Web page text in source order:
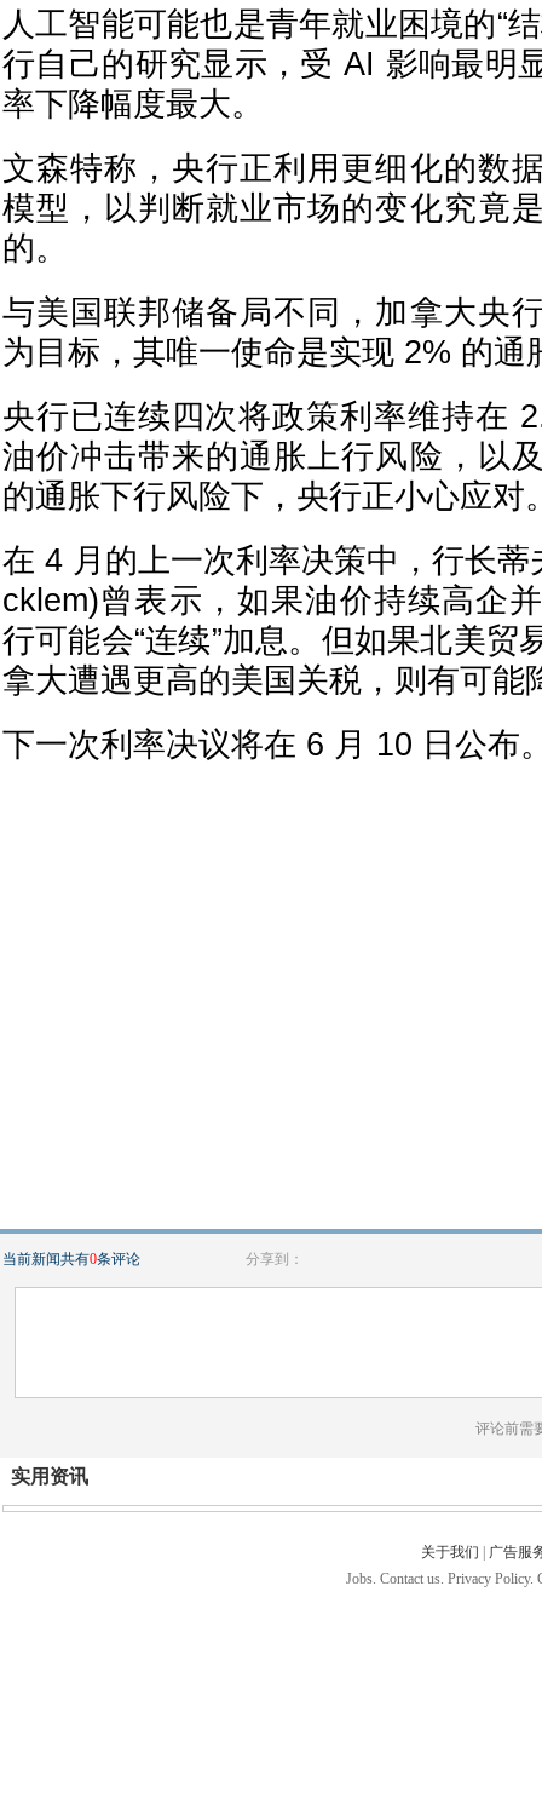
人工智能可能也是青年就业困境的“
行自己的研究显示，受 AI 影响最明
率下降幅度最大。
文森特称，央行正利用更细化的数
模型，以判断就业市场的变化究竟
的。
与美国联邦储备局不同，加拿大央
为目标，其唯一使命是实现 2% 的通
央行已连续四次将政策利率维持在
油价冲击带来的通胀上行风险，以
的通胀下行风险下，央行正小心应对
在 4 月的上一次利率决策中，行长蒂
cklem)曾表示，如果油价持续高企
行可能会“连续”加息。但如果北美贸
拿大遭遇更高的美国关税，则有可能
下一次利率决议将在 6 月 10 日公布
当前新闻共有0条评论 分享到：
评论前需
实用资讯
关于我们
广告服
Jobs. Contact us. Privacy